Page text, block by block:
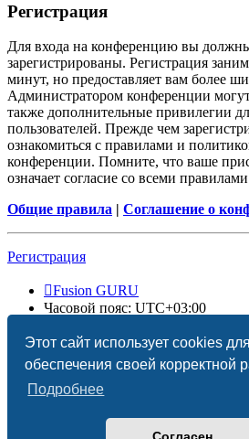
Этот сайт использует cookies для
обеспечения своей корректной
Подробнее
Регистрация
Для входа на конференцию вы
зарегистрированы. Регистрация
минут, но предоставляет вам более
Администратором конференции
также дополнительные привилегии
пользователей. Прежде чем
ознакомиться с правилами и
конференции. Помните, что ваше
означает согласие со всеми
Общие правила | Соглашение о
Регистрация
Fusion GURU
Часовой пояс: UTC+03:00
Создано на основеphpBB® Forum